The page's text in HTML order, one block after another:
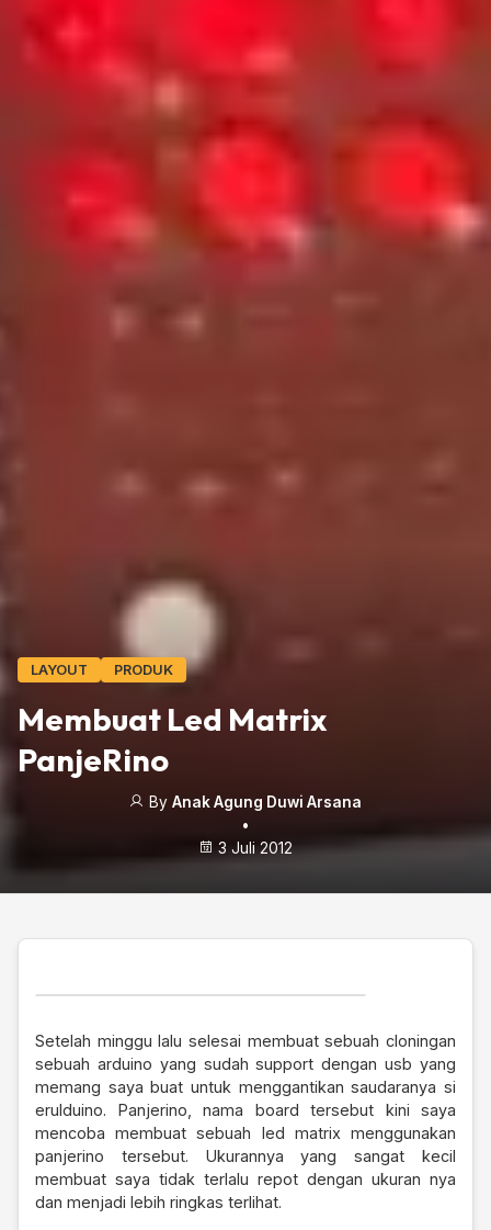
LAYOUT PRODUK
Membuat Led Matrix
PanjeRino
By Anak Agung Duwi Arsana
•
3 Juli 2012
Setelah minggu lalu selesai membuat sebuah cloningan
sebuah arduino yang sudah support dengan usb yang
memang saya buat untuk menggantikan saudaranya si
erulduino. Panjerino, nama board tersebut kini saya
mencoba membuat sebuah led matrix menggunakan
panjerino tersebut. Ukurannya yang sangat kecil
membuat saya tidak terlalu repot dengan ukuran nya
dan menjadi lebih ringkas terlihat.